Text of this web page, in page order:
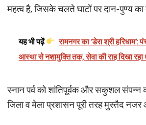
महत्व है, जिसके चलते घाटों पर दान-पुण्य का
यह भी पढ़ें
रामनगर का ‘डेरा श्री हरिधाम’:
आस्था से नशामुक्ति तक, सेवा की राह दिखा रहा
स्नान पर्व को शांतिपूर्वक और सकुशल संपन्न
जिला व मेला प्रशासन पूरी तरह मुस्तैद नजर